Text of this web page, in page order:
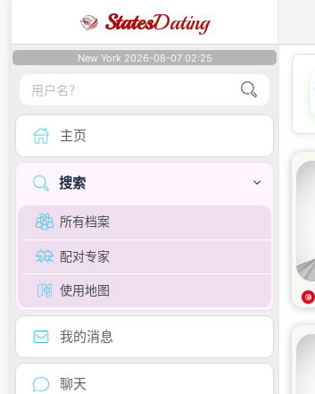
StatesDating
New York 2026-08-07 02:25
主页
搜索
所有档案
配对专家
使用地图
我的消息
聊天